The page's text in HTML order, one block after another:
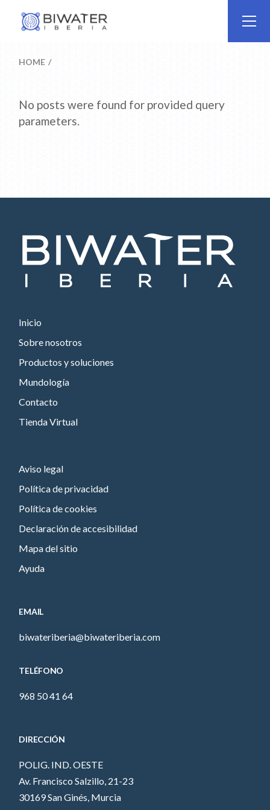
HOME
No posts were found for provided query
parameters.
Inicio
Sobre nosotros
Productos y soluciones
Mundología
Contacto
Tienda Virtual
Aviso legal
Política de privacidad
Política de cookies
Declaración de accesibilidad
Mapa del sitio
Ayuda
EMAIL
biwateriberia@biwateriberia.com
TELÉFONO
968 50 41 64
DIRECCIÓN
POLIG. IND. OESTE
Av. Francisco Salzillo, 21-23
30169 San Ginés, Murcia